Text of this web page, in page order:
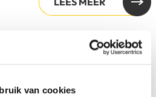
van cookies